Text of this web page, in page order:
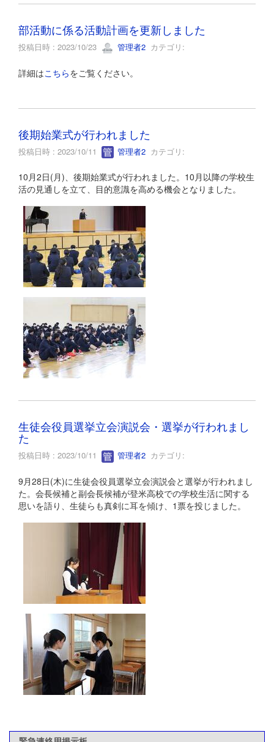
部活動に係る活動計画を更新しました
投稿日時 : 2023/10/23 管理者2 カテゴリ:
詳細はこちらをご覧ください。
後期始業式が行われました
投稿日時 : 2023/10/11 管理者2 カテゴリ:
10月2日(月)、後期始業式が行われました。10月以降の学校生
活の見通しを立て、目的意識を高める機会となりました。
生徒会役員選挙立会演説会・選挙が行われまし
た
投稿日時 : 2023/10/11 管理者2 カテゴリ:
9月28日(木)に生徒会役員選挙立会演説会と選挙が行われまし
た。会長候補と副会長候補が登米高校での学校生活に関する
思いを語り、生徒らも真剣に耳を傾け、1票を投じました。